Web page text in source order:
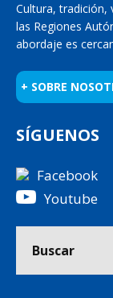
Cultura, tradición,
las Regiones
abordaje es
+ SOBRE
SÍGUENOS
Facebook
Youtube